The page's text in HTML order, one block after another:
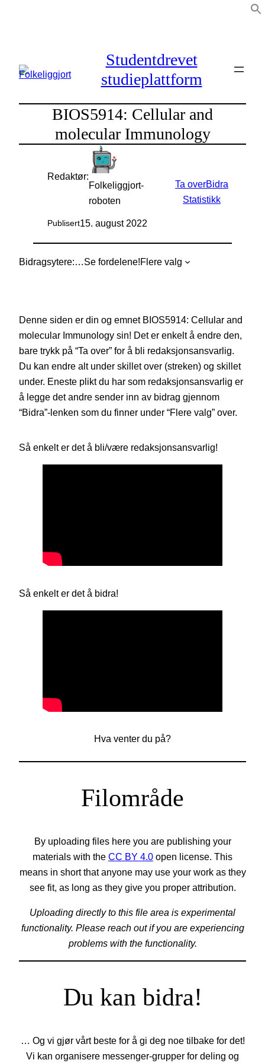
Studentdrevet
studieplattform
BIOS5914: Cellular and
molecular Immunology
Redaktør:
Folkeliggjort-
roboten
Publisert15. august 2022
Ta overBidra
Statistikk
Bidragsytere: Se fordelene!Flere valg
Denne siden er din og emnet BIOS5914: Cellular and
molecular Immunology sin! Det er enkelt å endre den,
bare trykk på “Ta over” for å bli redaksjonsansvarlig.
Du kan endre alt under skillet over (streken) og skillet
under. Eneste plikt du har som redaksjonsansvarlig er
å legge det andre sender inn av bidrag gjennom
“Bidra”-lenken som du finner under “Flere valg” over.
Så enkelt er det å bli/være redaksjonsansvarlig!
Så enkelt er det å bidra!
Hva venter du på?
Filområde
By uploading files here you are publishing your
materials with the CC BY 4.0 open license. This
means in short that anyone may use your work as they
see fit, as long as they give you proper attribution.
Uploading directly to this file area is experimental
functionality. Please reach out if you are experiencing
problems with the functionality.
Du kan bidra!
… Og vi gjør vårt beste for å gi deg noe tilbake for det!
Vi kan organisere messenger-grupper for deling og